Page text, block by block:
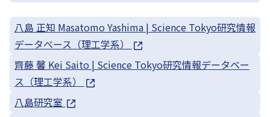
八島 正知 Masatomo Yashima | Science Tokyo研究情報
データベース（理工学系）
齊藤 馨 Kei Saito | Science Tokyo研究情報データベー
ス（理工学系）
八島研究室